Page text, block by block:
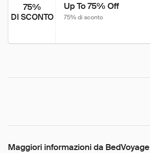
75%
DI SCONTO
Up To 75% Off
75% di sconto
Maggiori informazioni da BedVoyage